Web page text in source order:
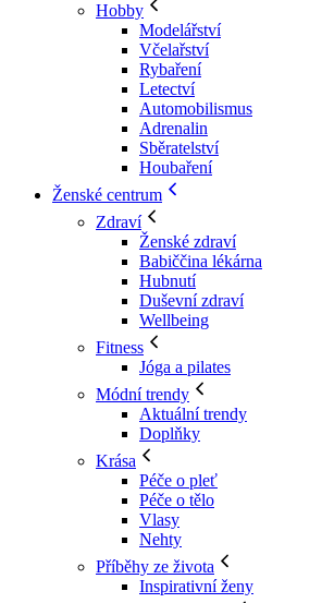
Hobby
Modelářství
Včelařství
Rybaření
Letectví
Automobilismus
Adrenalin
Sběratelství
Houbaření
Ženské centrum
Zdraví
Ženské zdraví
Babiččina lékárna
Hubnutí
Duševní zdraví
Wellbeing
Fitness
Jóga a pilates
Módní trendy
Aktuální trendy
Doplňky
Krása
Péče o pleť
Péče o tělo
Vlasy
Nehty
Příběhy ze života
Inspirativní ženy